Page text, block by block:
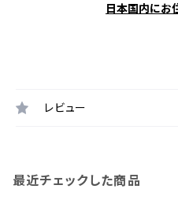
日本国内にお
レビュー
最近チェックした商品